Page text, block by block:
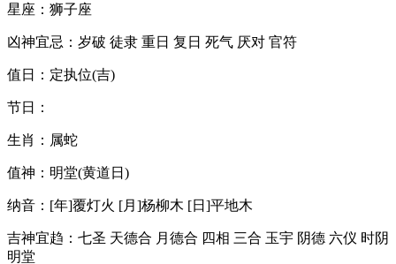
星座：狮子座
凶神宜忌：岁破 徒隶 重日 复日 死气 厌对 官符
值日：定执位(吉)
节日：
生肖：属蛇
值神：明堂(黄道日)
纳音：[年]覆灯火 [月]杨柳木 [日]平地木
吉神宜趋：七圣 天德合 月德合 四相 三合 玉宇 阴德 六仪 时阴
明堂